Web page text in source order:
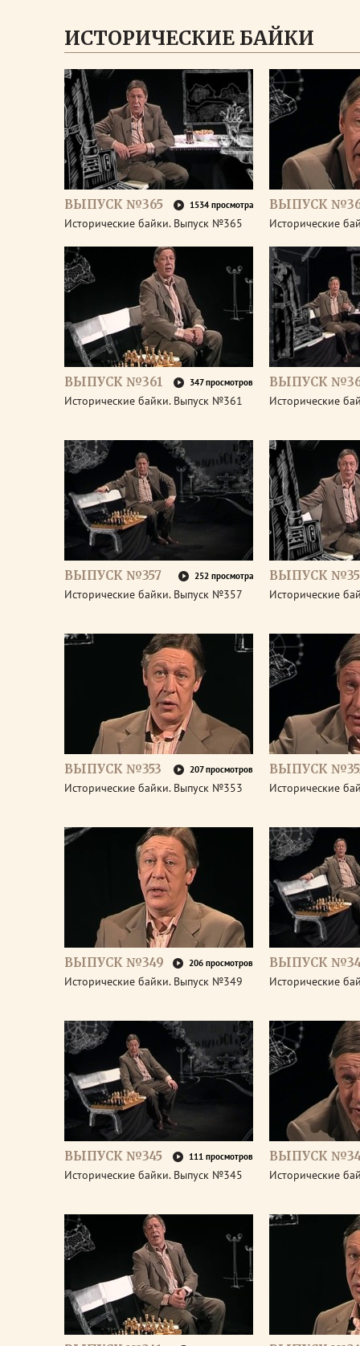
ИСТОРИЧЕСКИЕ БАЙКИ
ВЫПУСК №365 1534 просмотра
Исторические байки. Выпуск №365
ВЫПУСК
Исторические
ВЫПУСК №361 347 просмотров
Исторические байки. Выпуск №361
ВЫПУСК
Исторические
ВЫПУСК №357 252 просмотра
Исторические байки. Выпуск №357
ВЫПУСК
Исторические
ВЫПУСК №353 207 просмотров
Исторические байки. Выпуск №353
ВЫПУСК
Исторические
ВЫПУСК №349 206 просмотров
Исторические байки. Выпуск №349
ВЫПУСК
Исторические
ВЫПУСК №345 111 просмотров
Исторические байки. Выпуск №345
ВЫПУСК
Исторические